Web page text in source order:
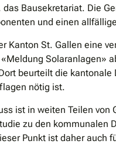
das Bausekretariat. Die
und einen
Kanton St. Gallen eine
Solaranlagen»
beurteilt die
nötig ist.
ist in weiten Teilen
zu den kommunalen
Punkt ist daher auch